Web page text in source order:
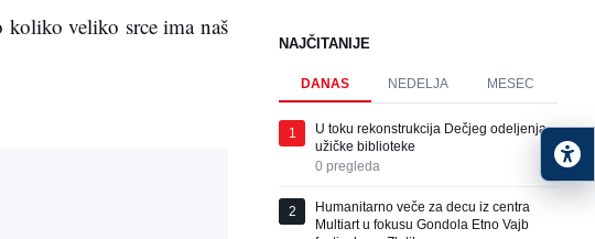
koliko veliko srce ima naš
NAJČITANIJE
DANAS NEDELJA MESEC
1
U toku rekonstrukcija Dečjeg odeljenja
užičke biblioteke
0 pregleda
2
Humanitarno veče za decu iz centra
Multiart u fokusu Gondola Etno Vajb